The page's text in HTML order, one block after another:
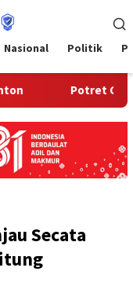
Nasional Politik
Potret Gotong
Secata